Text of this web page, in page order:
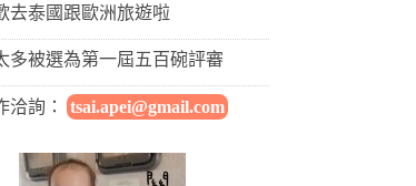
去泰國跟歐洲旅遊啦
多被選為第一屆五百碗評審
洽詢： tsai.apei@gmail.com